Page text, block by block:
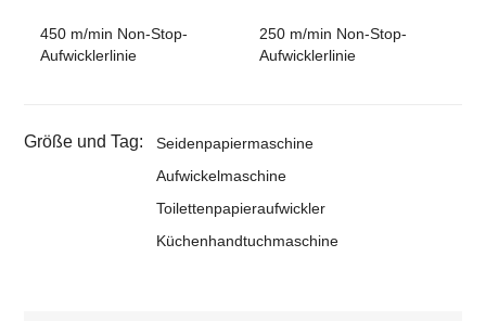
450 m/min Non-Stop-
Aufwicklerlinie
250 m/min Non-Stop-
Aufwicklerlinie
Größe und Tag:
Seidenpapiermaschine
Aufwickelmaschine
Toilettenpapieraufwickler
Küchenhandtuchmaschine